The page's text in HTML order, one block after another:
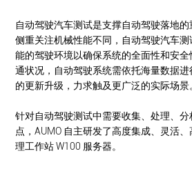
自动驾驶汽车测试是支撑自动驾驶落地
侧重关注机械性能不同，自动驾驶汽车
能的驾驶环境以确保系统的全面性和安
通状况，自动驾驶系统需依托海量数据
的更新升级，力求触及更广泛的实际场景
针对自动驾驶测试中需要收集、处理、
点，AUMO 自主研发了高度集成、灵活
理工作站 W100 服务器。